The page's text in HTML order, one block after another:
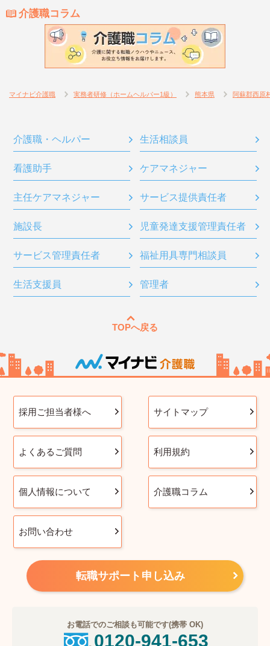
介護職コラム
マイナビ介護職 実務者研修（ホームヘルパー1級） 熊本県 阿蘇郡西原
介護職・ヘルパー 生活相談員
看護助手 ケアマネジャー
主任ケアマネジャー サービス提供責任者
施設長 児童発達支援管理責任者
サービス管理責任者 福祉用具専門相談員
生活支援員 管理者
TOPへ戻る
採用ご担当者様へ サイトマップ
よくあるご質問 利用規約
個人情報について 介護職コラム
お問い合わせ
転職サポート申し込み
お電話でのご相談も可能です(携帯 OK)
0120-941-653